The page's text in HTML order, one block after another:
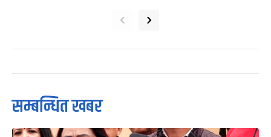
‹ ›
सम्बन्धित खबर